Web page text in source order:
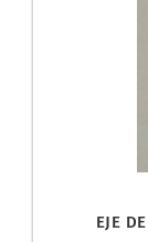
EJE